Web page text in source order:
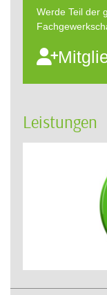
Werde Teil der
Leistungen